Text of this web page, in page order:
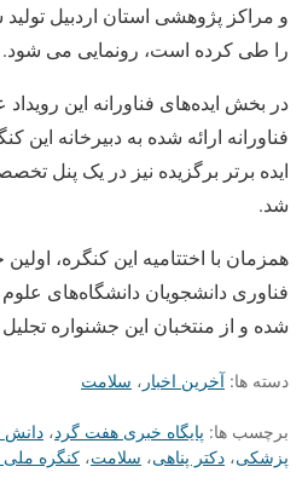
و مراکز پژوهشی استان اردبیل
را طی کرده است، رونمایی می شود.
فناورانه ارائه شده به دبیرخانه
ایده برتر برگزیده نیز در یک پنل
شد.
همزمان با اختتامیه این کنگره،
فناوری دانشجویان دانشگاه‌های
شده و از منتخبان این جشنواره
دسته ها: آخرین اخبار ، سلامت
برچسب ها: پایگاه خبری هفت گرد، دانش
پزشکی، دکتر پناهی، سلامت، کنگره ملی